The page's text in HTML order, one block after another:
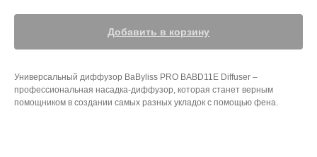
Добавить в корзину
Универсальный диффузор BaByliss PRO BABD11E Diffuser –
профессиональная насадка-диффузор, которая станет верным
помощником в создании самых разных укладок с помощью фена.